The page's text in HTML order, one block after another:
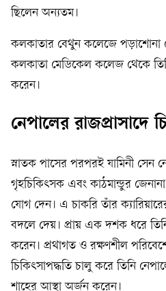
ছিলেন অন্যতম।
কলকাতার বেথুন কলেজে পড়াশোনা
কলকাতা মেডিকেল কলেজ থেকে তিনি
করেন।
নেপালের রাজপ্রাসাদে
স্নাতক পাসের পরপরই যামিনী সেন
গৃহচিকিৎসক এবং কাঠমান্ডুর জেনানা
যোগ দেন। এ চাকরি তাঁর
বদলে দেয়। প্রায় এক দশক ধরে
করেন। প্রথাগত ও রক্ষণশীল
চিকিৎসাপদ্ধতি চালু করে তিনি
শাহের আস্থা অর্জন করেন।